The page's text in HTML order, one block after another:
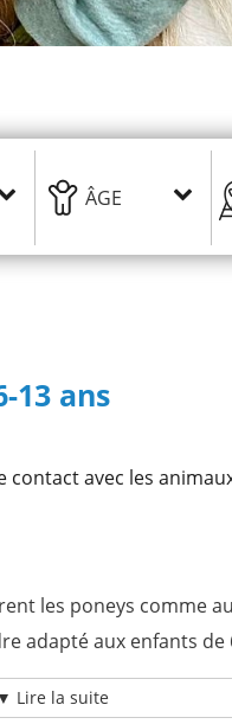
13 ans
contact avec les
les poneys comme
adapté aux enfants de
▼ Lire la suite